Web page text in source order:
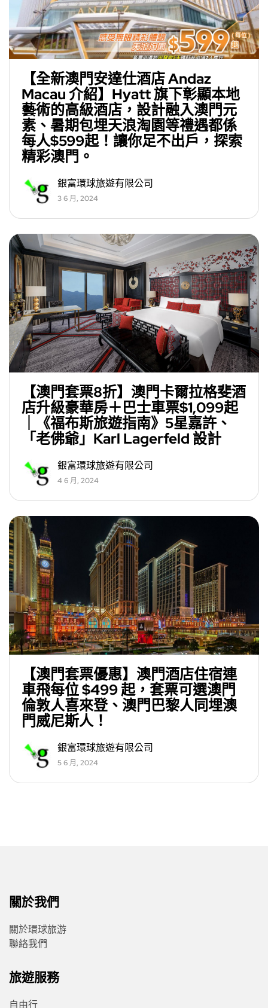
【全新澳門安達仕酒店 Andaz
Macau 介紹】Hyatt 旗下彰顯本地
藝術的高級酒店，設計融入澳門元
素、暑期包埋天浪淘園等禮遇都係
每人$599起！讓你足不出戶，探索
精彩澳門。
銀富環球旅遊有限公司
3 6 月, 2024
【澳門套票8折】澳門卡爾拉格斐酒
店升級豪華房＋巴士車票$1,099起
｜《福布斯旅遊指南》5星嘉許、
「老佛爺」Karl Lagerfeld 設計
銀富環球旅遊有限公司
4 6 月, 2024
【澳門套票優惠】澳門酒店住宿連
車飛每位 $499 起，套票可選澳門
倫敦人喜來登、澳門巴黎人同埋澳
門威尼斯人！
銀富環球旅遊有限公司
5 6 月, 2024
關於我們
關於環球旅游
聯絡我們
旅遊服務
自由行